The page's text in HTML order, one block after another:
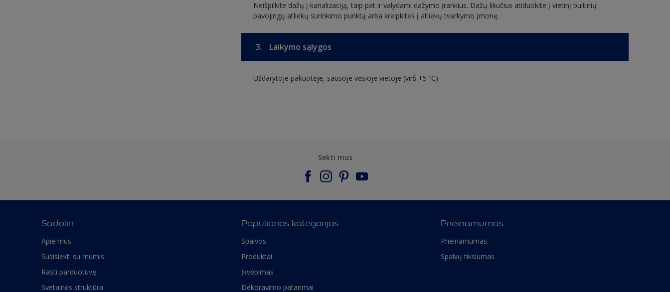
Neišpilkite dažų į kanalizaciją, taip pat ir valydami dažymo įrankius. Dažų likučius atiduokite į vietinį buitinių
pavojingų atliekų surinkimo punktą arba kreipkitės į atliekų tvarkymo įmonę.
3. Laikymo sąlygos
Uždarytoje pakuotėje, sausoje vėsioje vietoje (virš +5 ºC)
Sekti mus
Sadolin
Apie mus
Susisiekti su mumis
Rasti parduotuvę
Svetainės struktūra
Populiarios kategorijos
Spalvos
Produktai
Įkvėpimas
Dekoravimo patarimai
Prieinamumas
Prieinamumas
Spalvų tikslumas